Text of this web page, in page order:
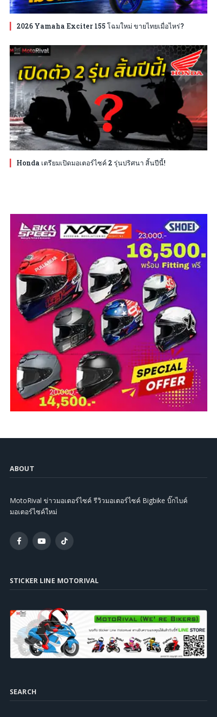
2026 Yamaha Exciter 155 โฉมใหม่ ขายไทยเมื่อไหร่?
Honda เตรียมเปิดมอเตอร์ไซค์ 2 รุ่นปริศนา สิ้นปีนี้!
ABOUT
MotoRival ข่าวมอเตอร์ไซค์ รีวิวมอเตอร์ไซค์ Bigbike บิ๊กไบค์
มอเตอร์ไซค์ใหม่
FacebookYouTubeTikTok
STICKER LINE MOTORIVAL
SEARCH